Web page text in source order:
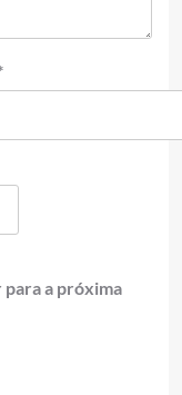
para a próxima